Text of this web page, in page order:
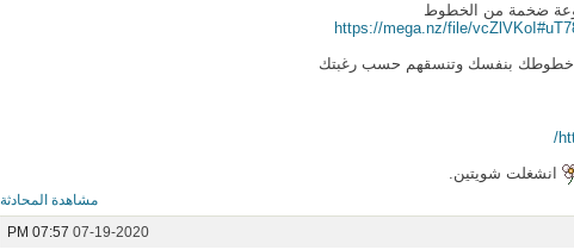
ضخمة من الخطوط
https://mega.nz/file/
خطوطك بنفسك وتنسقهم حسب رغبتك
انشغلت شويتين.
مشاهدة المحادثة
07-19-2020
07:57 PM